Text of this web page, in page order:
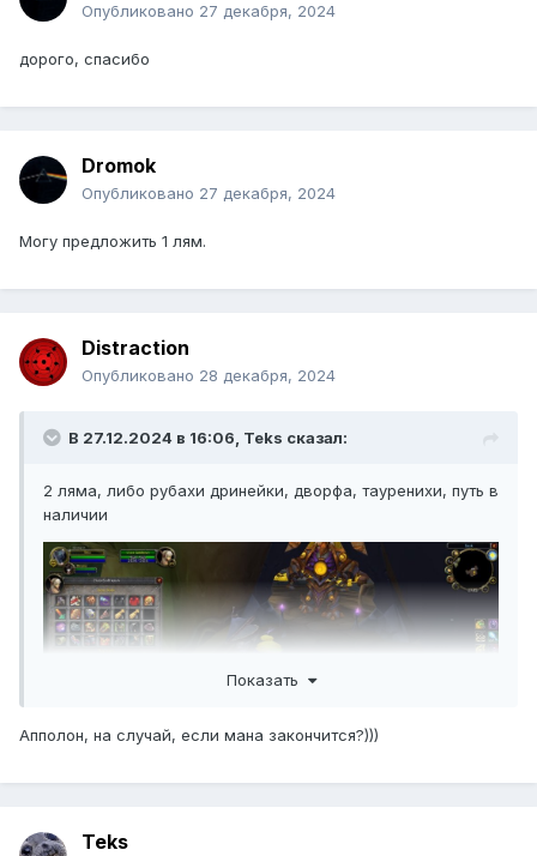
Опубликовано 27 декабря, 2024
дорого, спасибо
Dromok
Опубликовано 27 декабря, 2024
Могу предложить 1 лям.
Distraction
Опубликовано 28 декабря, 2024
В 27.12.2024 в 16:06, Teks сказал:
2 ляма, либо рубахи дринейки, дворфа, тауренихи, путь в
наличии
Показать
Апполон, на случай, если мана закончится?)))
Teks